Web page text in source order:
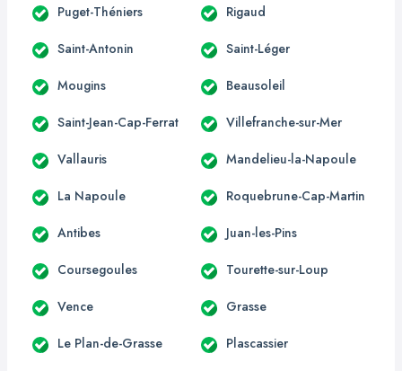
Puget-Théniers Rigaud
Saint-Antonin Saint-Léger
Mougins Beausoleil
Saint-Jean-Cap-Ferrat Villefranche-sur-Mer
Vallauris Mandelieu-la-Napoule
La Napoule Roquebrune-Cap-Martin
Antibes Juan-les-Pins
Coursegoules Tourette-sur-Loup
Vence Grasse
Le Plan-de-Grasse Plascassier